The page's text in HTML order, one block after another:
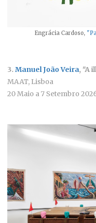
Engrácia Cardoso,
3. Manuel João Veira, "A
MAAT, Lisboa
20 Maio a 7 Setembro